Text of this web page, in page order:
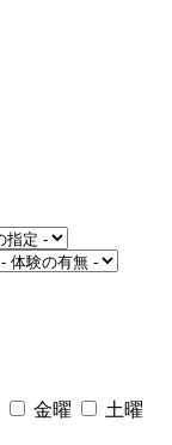
金曜 土曜